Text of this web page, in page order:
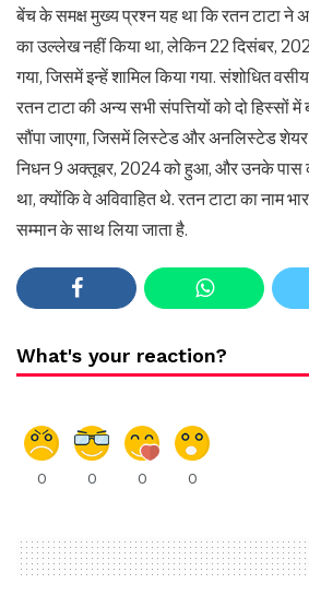
बेंच के समक्ष मुख्य प्रश्न यह था कि रतन टाटा ने
का उल्लेख नहीं किया था, लेकिन 22 दिसंबर,
गया, जिसमें इन्हें शामिल किया गया. संशोधित
रतन टाटा की अन्य सभी संपत्तियों को दो हिस्सों
सौंपा जाएगा, जिसमें लिस्टेड और अनलिस्टेड शेयर
निधन 9 अक्तूबर, 2024 को हुआ, और उनके पास
था, क्योंकि वे अविवाहित थे. रतन टाटा का नाम
सम्मान के साथ लिया जाता है.
What's your reaction?
0 0 0 0